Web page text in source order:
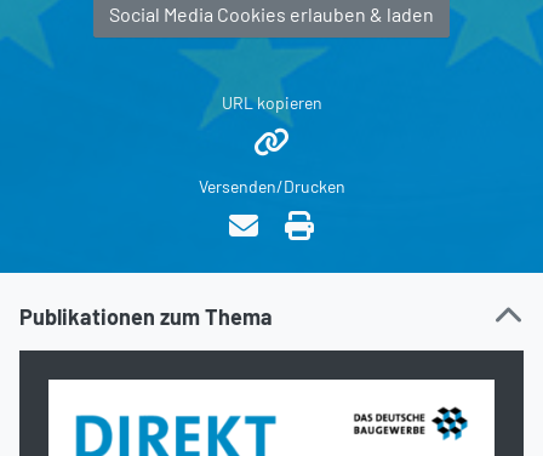
Social Media Cookies erlauben & laden
URL kopieren
Versenden/Drucken
Publikationen zum Thema